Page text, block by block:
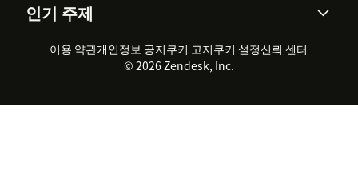
워크포스 관리
실시간 채팅
클라이언트 포털
고객 사례
채용 정보
지속 가능성 보고서
Zendesk Foundation
법적 정보
인기 주제
2026 CX 트렌드
제품 업데이트
고객 서비스 소프트웨어
헬프 데스크 통합 티켓 관리 소
이용 약관개인정보 공지쿠키 고지쿠키 설정신뢰 센터
© 2026 Zendesk, Inc.